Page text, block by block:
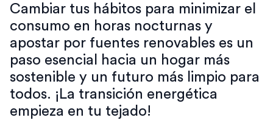
Cambiar tus hábitos para minimizar el
consumo en horas nocturnas y
apostar por fuentes renovables es un
paso esencial hacia un hogar más
sostenible y un futuro más limpio para
todos. ¡La transición energética
empieza en tu tejado!